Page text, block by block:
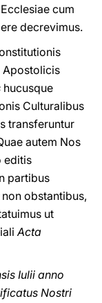
cum
decrevimus.
Apostolicis
hucusque
Culturalibus
transferuntur
autem Nos
editis
partibus
obstantibus,
ut
Acta
Iulii anno
Nostri